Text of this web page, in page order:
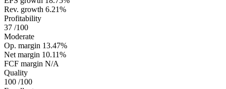
Rev. growth 6.21%
Profitability
37 /100
Moderate
Op. margin 13.47%
Net margin 10.11%
FCF margin N/A
Quality
100 /100